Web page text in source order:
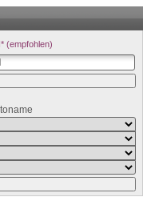
(empfohlen)